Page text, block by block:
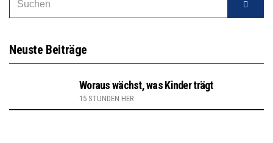
Neuste Beiträge
Woraus wächst, was Kinder trägt
15 STUNDEN HER